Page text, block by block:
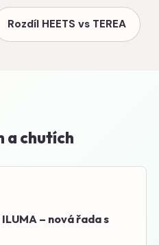
Rozdíl HEETS vs TEREA
a chutích
– nová řada s